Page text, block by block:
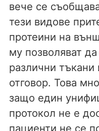
вече се
тези видове
протеини на
му позволяват
различни тъкани
отговор. Това
защо един
протокол не е
пациенти не се